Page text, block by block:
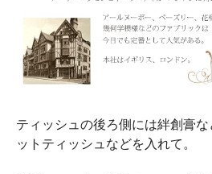
ティッシュの後ろ側には絆創膏
ットティッシュなどを入れて。